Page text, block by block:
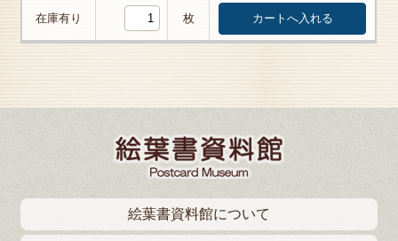
在庫有り 枚
絵葉書資料館について